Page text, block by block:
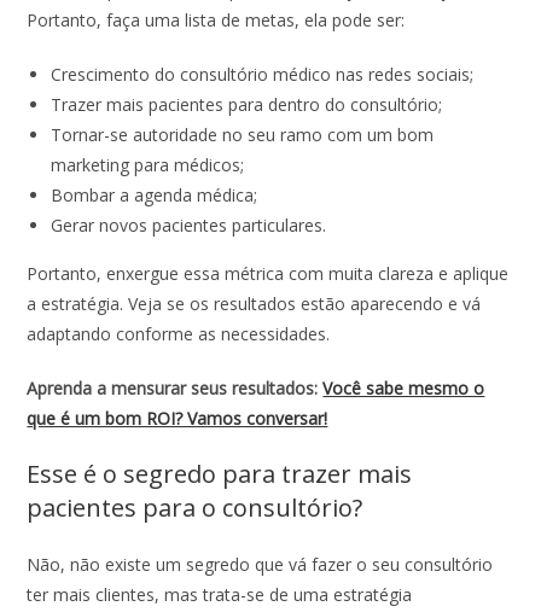
Portanto, faça uma lista de metas, ela pode ser:
Crescimento do consultório médico nas redes sociais;
Trazer mais pacientes para dentro do consultório;
Tornar-se autoridade no seu ramo com um bom
marketing para médicos;
Bombar a agenda médica;
Gerar novos pacientes particulares.
Portanto, enxergue essa métrica com muita clareza e aplique
a estratégia. Veja se os resultados estão aparecendo e vá
adaptando conforme as necessidades.
Aprenda a mensurar seus resultados:Você sabe mesmo o
que é um bom ROI? Vamos conversar!
Esse é o segredo para trazer mais
pacientes para o consultório?
Não, não existe um segredo que vá fazer o seu consultório
ter mais clientes, mas trata-se de uma estratégia